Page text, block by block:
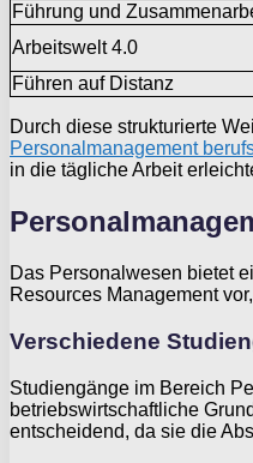
Führung und
Arbeitswelt 4.0
Führen auf Distanz
Durch diese strukturierte
Personalmanagement
in die tägliche Arbeit
Das Personalwesen bietet
Resources Management
Verschiedene
Studiengänge im Bereich
betriebswirtschaftliche
entscheidend, da sie die